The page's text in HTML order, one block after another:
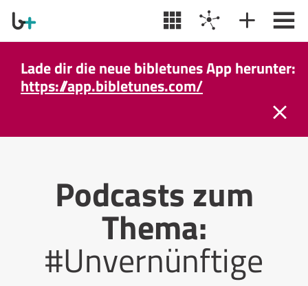
Lade dir die neue bibletunes App herunter:
https://app.bibletunes.com/
Podcasts zum
Thema:
#Unvernünftige